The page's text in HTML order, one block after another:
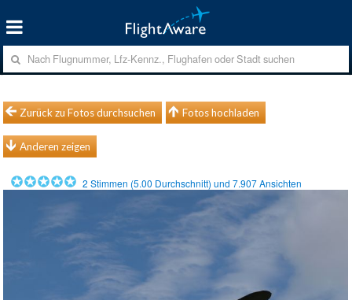
Zurück zu Fotos durchsuchen Fotos hochladen
Anderen zeigen
2 Stimmen (5.00 Durchschnitt) und7.907Ansichten